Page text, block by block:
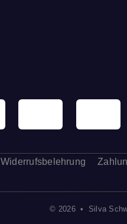
Widerrufsbelehrung
© 2026 • Silva